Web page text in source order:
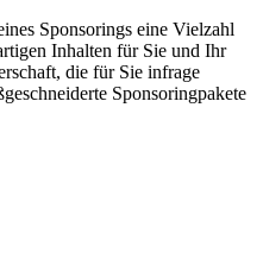
Sponsorings eine Vielzahl
Inhalten für Sie und Ihr
die für Sie infrage
Sponsoringpakete